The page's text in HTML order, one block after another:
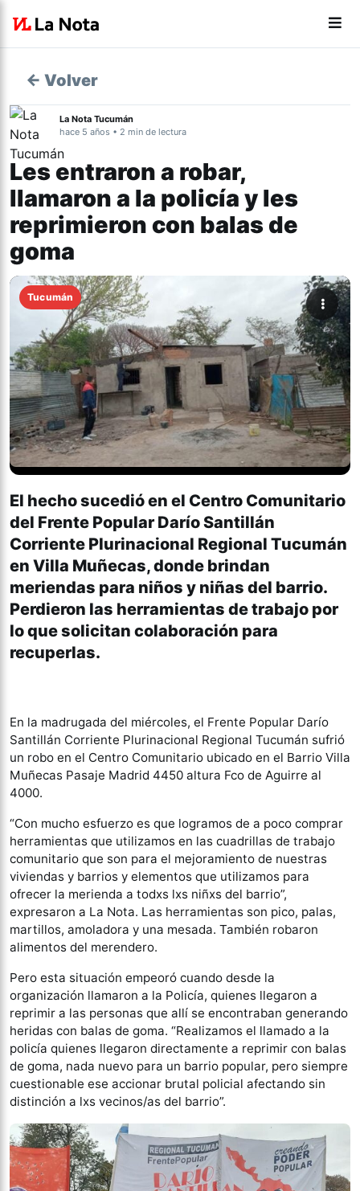
← Volver
La Nota Tucumán
hace 5 años • 2 min de lectura
Les entraron a robar,
llamaron a la policía y les
reprimieron con balas de
goma
Tucumán
El hecho sucedió en el Centro Comunitario
del Frente Popular Darío Santillán
Corriente Plurinacional Regional Tucumán
en Villa Muñecas, donde brindan
meriendas para niños y niñas del barrio.
Perdieron las herramientas de trabajo por
lo que solicitan colaboración para
recuperlas.
En la madrugada del miércoles, el Frente Popular Darío
Santillán Corriente Plurinacional Regional Tucumán sufrió
un robo en el Centro Comunitario ubicado en el Barrio Villa
Muñecas Pasaje Madrid 4450 altura Fco de Aguirre al
4000.
“Con mucho esfuerzo es que logramos de a poco comprar
herramientas que utilizamos en las cuadrillas de trabajo
comunitario que son para el mejoramiento de nuestras
viviendas y barrios y elementos que utilizamos para
ofrecer la merienda a todxs lxs niñxs del barrio”,
expresaron a La Nota. Las herramientas son pico, palas,
martillos, amoladora y una mesada. También robaron
alimentos del merendero.
Pero esta situación empeoró cuando desde la
organización llamaron a la Policía, quienes llegaron a
reprimir a las personas que allí se encontraban generando
heridas con balas de goma. “Realizamos el llamado a la
policía quienes llegaron directamente a reprimir con balas
de goma, nada nuevo para un barrio popular, pero siempre
cuestionable ese accionar brutal policial afectando sin
distinción a lxs vecinos/as del barrio”.